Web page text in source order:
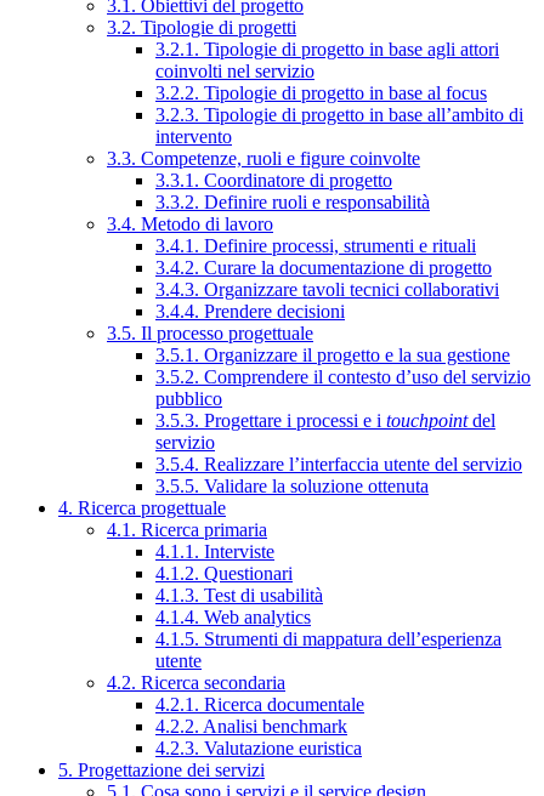
3.1. Obiettivi del progetto
3.2. Tipologie di progetti
3.2.1. Tipologie di progetto in base agli attori
coinvolti nel servizio
3.2.2. Tipologie di progetto in base al focus
3.2.3. Tipologie di progetto in base all’ambito di
intervento
3.3. Competenze, ruoli e figure coinvolte
3.3.1. Coordinatore di progetto
3.3.2. Definire ruoli e responsabilità
3.4. Metodo di lavoro
3.4.1. Definire processi, strumenti e rituali
3.4.2. Curare la documentazione di progetto
3.4.3. Organizzare tavoli tecnici collaborativi
3.4.4. Prendere decisioni
3.5. Il processo progettuale
3.5.1. Organizzare il progetto e la sua gestione
3.5.2. Comprendere il contesto d’uso del servizio
pubblico
3.5.3. Progettare i processi e i touchpointdel
servizio
3.5.4. Realizzare l’interfaccia utente del servizio
3.5.5. Validare la soluzione ottenuta
4. Ricerca progettuale
4.1. Ricerca primaria
4.1.1. Interviste
4.1.2. Questionari
4.1.3. Test di usabilità
4.1.4. Web analytics
4.1.5. Strumenti di mappatura dell’esperienza
utente
4.2. Ricerca secondaria
4.2.1. Ricerca documentale
4.2.2. Analisi benchmark
4.2.3. Valutazione euristica
5. Progettazione dei servizi
5.1. Cosa sono i servizi e il service design